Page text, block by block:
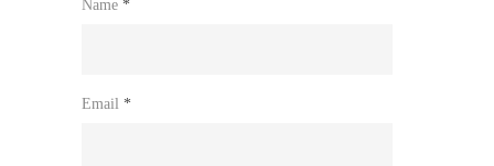
Name *
Email *